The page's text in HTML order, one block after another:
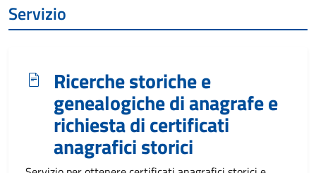
Servizio
Ricerche storiche e
genealogiche di anagrafe e
richiesta di certificati
anagrafici storici